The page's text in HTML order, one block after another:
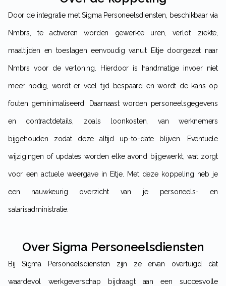
Door de integratie met Sigma Personeelsdiensten, beschikbaar via
Nmbrs, te activeren worden gewerkte uren, verlof, ziekte,
maaltijden en toeslagen eenvoudig vanuit Eitje doorgezet naar
Nmbrs voor de verloning. Hierdoor is handmatige invoer niet
meer nodig, wordt er veel tijd bespaard en wordt de kans op
fouten geminimaliseerd. Daarnaast worden personeelsgegevens
en contractdetails, zoals loonkosten, van werknemers
bijgehouden zodat deze altijd up-to-date blijven. Eventuele
wijzigingen of updates worden elke avond bijgewerkt, wat zorgt
voor een actuele weergave in Eitje. Met deze koppeling heb je
een nauwkeurig overzicht van je personeels- en
salarisadministratie.
Over Sigma Personeelsdiensten
Bij Sigma Personeelsdiensten zijn ze ervan overtuigd dat
waardevol werkgeverschap bijdraagt aan een succesvolle